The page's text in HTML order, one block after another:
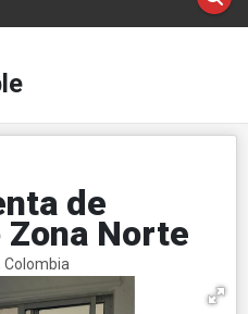
de
Norte
Colombia